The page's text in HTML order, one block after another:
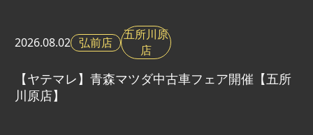
2026.08.02 弘前店
五所川原
店
【ヤテマレ】青森マツダ中古車フェア開催【五所
川原店】